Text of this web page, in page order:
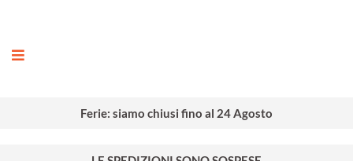
Ferie: siamo chiusi fino al 24 Agosto